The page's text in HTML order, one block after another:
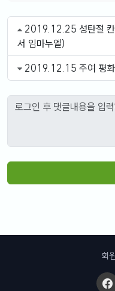
2019.12.25 성탄절 칸
서 임마누엘)
2019.12.15 주여 평화
회